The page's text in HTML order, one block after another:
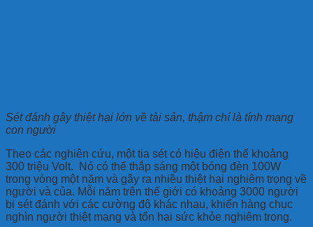
Sét đánh gây thiệt hại lớn về tài sản, thậm chí là tính mạng
con người
Theo các nghiên cứu, một tia sét có hiệu điện thế khoảng
300 triệu Volt. Nó có thể thắp sáng một bóng đèn 100W
trong vòng một năm và gây ra nhiều thiệt hại nghiêm trọng về
người và của. Mỗi năm trên thế giới có khoảng 3000 người
bị sét đánh với các cường độ khác nhau, khiến hàng chục
nghìn người thiệt mạng và tổn hại sức khỏe nghiêm trọng.